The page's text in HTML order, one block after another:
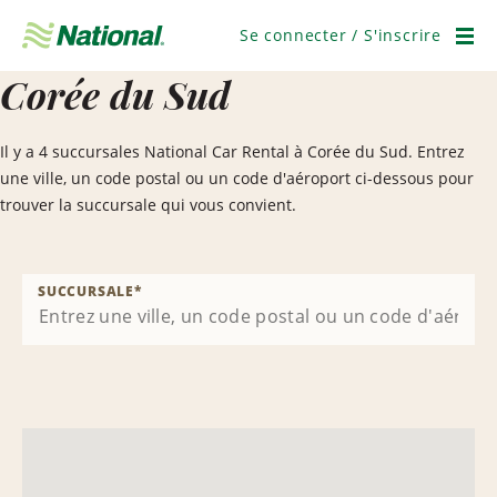
navigation
Se connecter / S'inscrire
Corée du Sud
Il y a 4 succursales National Car Rental à Corée du Sud. Entrez
une ville, un code postal ou un code d'aéroport ci-dessous pour
trouver la succursale qui vous convient.
SUCCURSALE*